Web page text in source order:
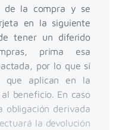
de la compra y se
en la siguiente
tener un diferido
prima esa
por lo que sí
que aplican en la
beneficio. En caso
obligación derivada
la devolución